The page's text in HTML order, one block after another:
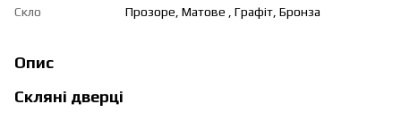
Скло Прозоре, Матове , Графіт, Бронза
Опис
Скляні дверці